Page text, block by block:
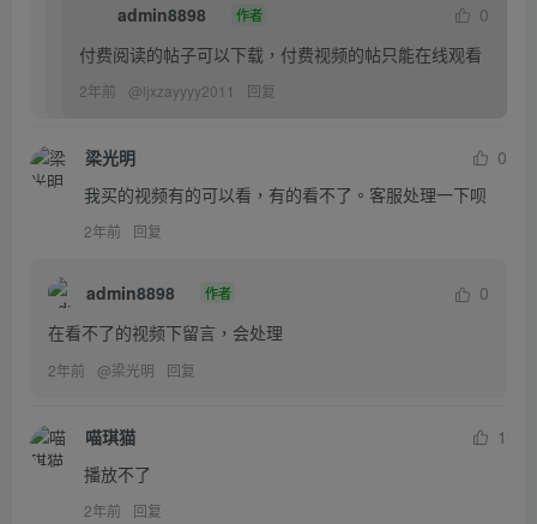
admin8898 作者
0
付费阅读的帖子可以下载，付费视频的帖只能在线观看
2年前 @ljxzayyyy2011 回复
梁光明
0
我买的视频有的可以看，有的看不了。客服处理一下呗
2年前 回复
admin8898 作者
0
在看不了的视频下留言，会处理
2年前 @梁光明 回复
喵琪猫
1
播放不了
2年前 回复